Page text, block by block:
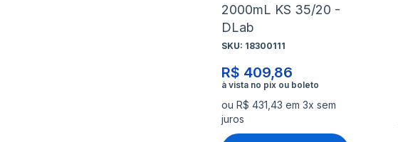
2000mL KS 35/20 -
DLab
SKU: 18300111
R$ 409,86
ou R$ 431,43 em 3x sem
juros